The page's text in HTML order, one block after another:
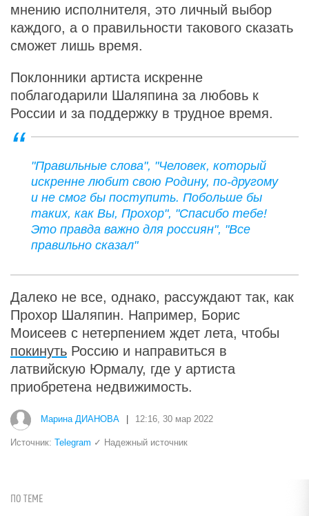
мнению исполнителя, это личный выбор
каждого, а о правильности такового сказать
сможет лишь время.
Поклонники артиста искренне
поблагодарили Шаляпина за любовь к
России и за поддержку в трудное время.
"Правильные слова", "Человек, который
искренне любит свою Родину, по-другому
и не смог бы поступить. Побольше бы
таких, как Вы, Прохор", "Спасибо тебе!
Это правда важно для россиян", "Все
правильно сказал"
Далеко не все, однако, рассуждают так, как
Прохор Шаляпин. Например, Борис
Моисеев с нетерпением ждет лета, чтобы
покинуть Россию и направиться в
латвийскую Юрмалу, где у артиста
приобретена недвижимость.
Марина ДИАНОВА 12:16, 30 мар 2022
Источник: Telegram ✓ Надежный источник
ПО ТЕМЕ